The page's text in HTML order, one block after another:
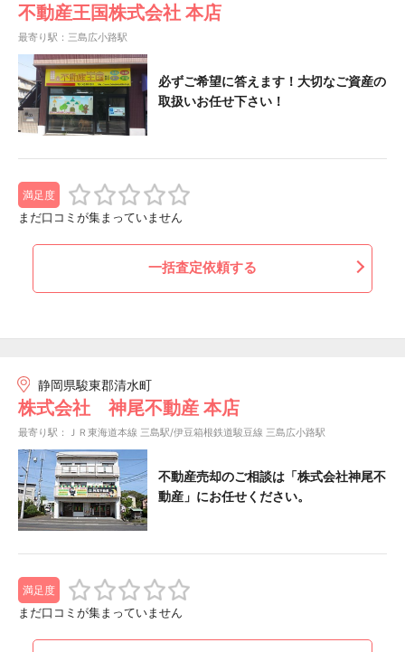
不動産王国株式会社 本店
最寄り駅：三島広小路駅
必ずご希望に答えます！大切なご資産の
取扱いお任せ下さい！
満足度
まだ口コミが集まっていません
一括査定依頼する
静岡県駿東郡清水町
株式会社 神尾不動産 本店
最寄り駅：ＪＲ東海道本線 三島駅/伊豆箱根鉄道駿豆線 三島広小路駅
不動産売却のご相談は「株式会社神尾不
動産」にお任せください。
満足度
まだ口コミが集まっていません